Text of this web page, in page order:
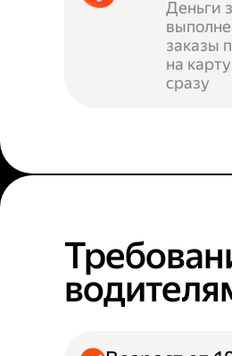
Деньги
заказы
на
сразу